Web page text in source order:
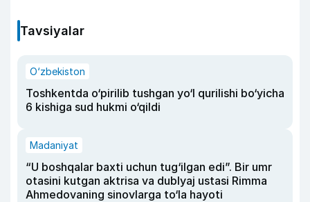
Tavsiyalar
O‘zbekiston
Toshkentda o‘pirilib tushgan yo‘l qurilishi bo‘yicha
6 kishiga sud hukmi o‘qildi
Madaniyat
“U boshqalar baxti uchun tug‘ilgan edi”. Bir umr
otasini kutgan aktrisa va dublyaj ustasi Rimma
Ahmedovaning sinovlarga to‘la hayoti